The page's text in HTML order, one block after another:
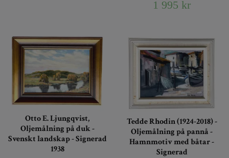
1 995 kr
Otto E. Ljungqvist,
Oljemålning på duk -
Svenskt landskap - Signerad
1938
Tedde Rhodin (1924-2018) -
Oljemålning på pannå -
Hamnmotiv med båtar -
Signerad